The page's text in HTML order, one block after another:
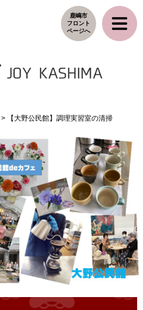
鹿嶋市
フロント
ページへ
> 【大野公民館】調理実習室の清掃